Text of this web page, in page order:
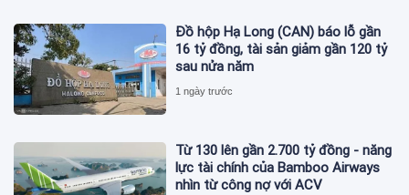
Đồ hộp Hạ Long (CAN) báo lỗ gần
16 tỷ đồng, tài sản giảm gần 120 tỷ
sau nửa năm
1 ngày trước
Từ 130 lên gần 2.700 tỷ đồng - năng
lực tài chính của Bamboo Airways
nhìn từ công nợ với ACV